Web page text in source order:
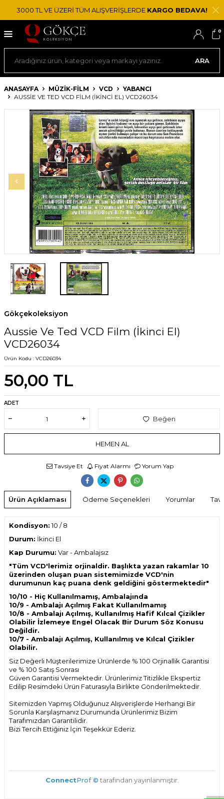
W
h
t
s
p
p
D
e
s
e
H
a
t
t
3000 TL VE ÜZERİ TÜM ALIŞVERİŞLERDE KARGO BEDAVA!
ARA
0
ANASAYFA MÜZİK-FİLM VCD
YABANCI
AUSSIE VE TED VCD FILM (İKINCI EL) VCD26034
Gökçekoleksiyon
Aussie Ve Ted VCD Film (İkinci El)
VCD26034
Ürün Kodu : VCD26034
50,00 TL
ADET
Beğen
HEMEN AL
Tavsiye Et Fiyat Alarmı Yorum Yap
Ürün Açıklaması Ödeme Seçenekleri Yorumlar
Kondisyon:10 / 8
Durum: İkinci El
Kap Durumu: Var- Ambalajsız
"Tüm VCD'lerimiz orjinaldir. Başlıkta yazan rakamlar 10
üzerinden oluşan puan sistemimizde VCD'nin
durumunun kaç puana denk geldiğini göstermektedir"
10/10 - Hiç Kullanılmamış, Ambalajında
10/9 - Ambalajı Açılmış Fakat Kullanılmamış
10/8 - Ambalajı Açılmış, Kullanılmış Hafif Kılcal Çizikler
Olabilir İzlemeye Engel Olacak Bir Durum Söz Konusu
Değildir.
10/7 - Ambalajı Açılmış, Kullanılmış ve Kılcal Çizikler
Olabilir.
Siz Değerli Müşterilerimize Ürünlerde % 100 Orjinallik Garantisi
ve % 100 Satış Sonrası
Güven Garantisi Vermektedir. Ürünlerimiz Titizlikle Ekspertiz
Edilip Resimdeki Ürün Faturasıyla Birlikte Gönderilmektedir.
Sitemizden Yapmış Olduğunuz Alışverişlerde Herhangi Bir
Sorunla Karşılaşmanız Durumunda Ürünlerimiz Bizim
Tarafımızdan Garantilidir.
Bizi Tercih Ettiğiniz İçin Teşekkür Ederiz.
ConnectProf © tarafından yayınlanmıştır.